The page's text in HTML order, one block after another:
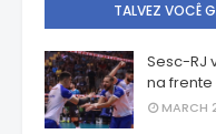
TALVEZ VOCÊ
Sesc-RJ
na frente
MARCH